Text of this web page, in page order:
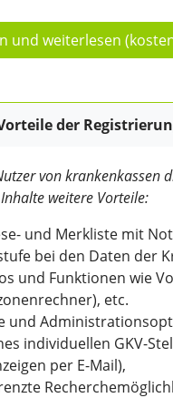
und weiterlesen
der
von krankenkassen
weitere Vorteile:
und Merkliste mit
bei den Daten der
und Funktionen wie
etc.
und
individuellen GKV-
per E-Mail),